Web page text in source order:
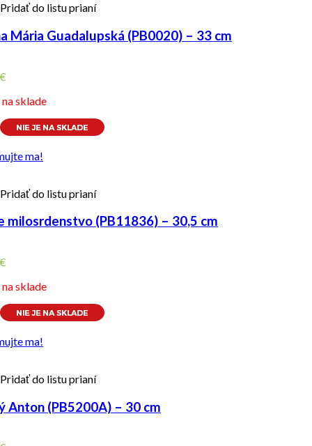
Pridať do listu prianí
Mária Guadalupská (PB0020) – 33 cm
€
sklade
ma!
Pridať do listu prianí
milosrdenstvo (PB11836) – 30,5 cm
€
sklade
ma!
Pridať do listu prianí
Anton (PB5200A) – 30 cm